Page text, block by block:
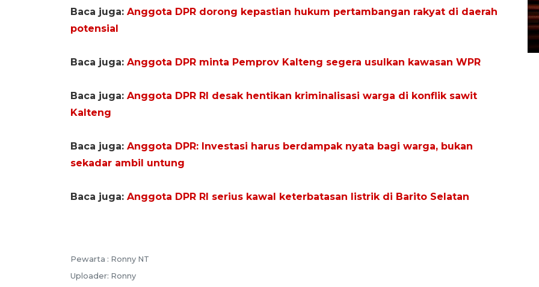
Baca juga: Anggota DPR dorong kepastian hukum pertambangan rakyat di daerah
potensial
Baca juga: Anggota DPR minta Pemprov Kalteng segera usulkan kawasan WPR
Baca juga: Anggota DPR RI desak hentikan kriminalisasi warga di konflik sawit
Kalteng
Baca juga: Anggota DPR: Investasi harus berdampak nyata bagi warga, bukan
sekadar ambil untung
Baca juga: Anggota DPR RI serius kawal keterbatasan listrik di Barito Selatan
Pewarta : Ronny NT
Uploader: Ronny
kemarau di Kalimantan
Tengah